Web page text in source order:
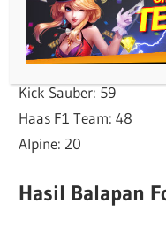
Williams: 111
Racing Bulls: 72
Aston Martin: 69
Kick Sauber: 59
Haas F1 Team: 48
Alpine: 20
Hasil Balapan